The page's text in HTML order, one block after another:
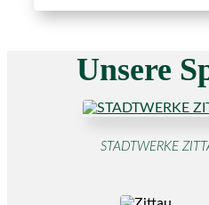
Unsere
STADTWERKE